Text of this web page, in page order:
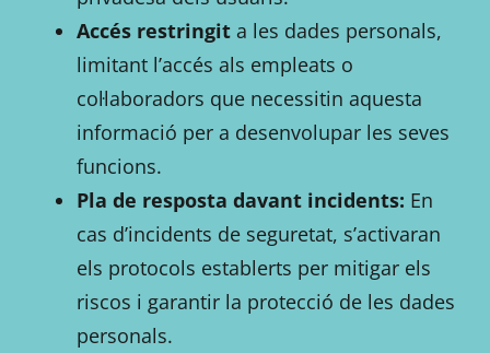
Accés restringit a les dades personals,
limitant l’accés als empleats o
col·laboradors que necessitin aquesta
informació per a desenvolupar les seves
funcions.
Pla de resposta davant incidents: En
cas d’incidents de seguretat, s’activaran
els protocols establerts per mitigar els
riscos i garantir la protecció de les dades
personals.